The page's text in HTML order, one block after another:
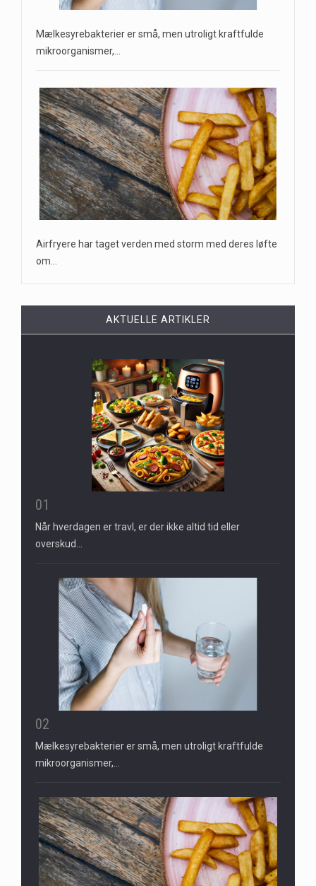
Mælkesyrebakterier er små, men utroligt kraftfulde
mikroorganismer,…
Airfryere har taget verden med storm med deres løfte
om…
AKTUELLE ARTIKLER
01
Når hverdagen er travl, er der ikke altid tid eller
overskud…
02
Mælkesyrebakterier er små, men utroligt kraftfulde
mikroorganismer,…